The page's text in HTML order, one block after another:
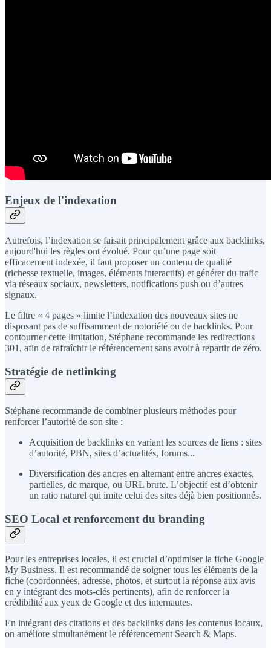
Enjeux de l'indexation
Autrefois, l’indexation se faisait principalement grâce aux backlinks,
aujourd'hui les règles ont évolué. Pour qu’une page soit
efficacement indexée, il faut proposer un contenu de qualité
(richesse textuelle, images, éléments interactifs) et générer du trafic
via réseaux sociaux, newsletters, notifications push ou d’autres
signaux.
Le filtre « 4 pages » limite l’indexation des nouveaux sites ne
disposant pas de suffisamment de notoriété ou de backlinks. Pour
contourner cette limitation, Stéphane recommande les redirections
301, afin de rafraîchir le référencement sans avoir à repartir de zéro.
Stratégie de netlinking
Stéphane recommande de combiner plusieurs méthodes pour
renforcer l’autorité de son site :
Acquisition de backlinks en variant les sources de liens : sites
d’autorité, PBN, sites d’actualités, forums...
Diversification des ancres en alternant entre ancres exactes,
partielles, de marque, ou URL brute. L’objectif est d’obtenir
un ratio naturel qui imite celui des sites déjà bien positionnés.
SEO Local et renforcement du branding
Pour les entreprises locales, il est crucial d’optimiser la fiche Google
My Business. Il est recommandé de soigner tous les éléments de la
fiche (coordonnées, adresse, photos, et surtout la réponse aux avis
en y intégrant des mots-clés pertinents), afin de renforcer la
crédibilité aux yeux de Google et des internautes.
En intégrant des citations et des backlinks dans les contenus locaux,
on améliore simultanément le référencement Search & Maps.